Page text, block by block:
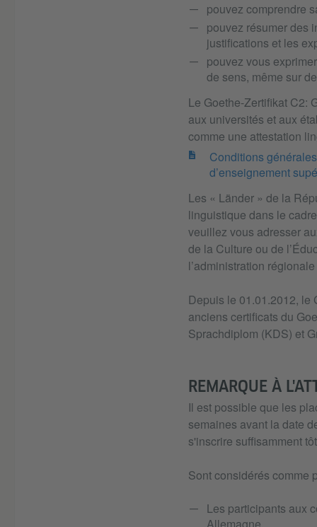
pouvez comprendre
pouvez résumer des
justifications et les
pouvez vous
de sens, même sur
Le Goethe-Zertifikat C2:
aux universités et aux
comme une attestation
Conditions
d’enseignement
Les « Länder » de la
linguistique dans le
veuillez vous adresser
de la Culture ou de
l’administration
Depuis le 01.01.2012, le
anciens certificats du
Sprachdiplom (KDS) et
REMARQUE À
Il est possible que les
semaines avant la date
s'inscrire suffisamment
Sont considérés comme
Les participants aux